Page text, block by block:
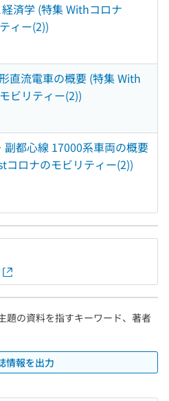
済学 (特集 Withコロナ
ィー(2))
直流電車の概要 (特集 With
ビリティー(2))
都心線 17000系車両の概要
コロナのモビリティー(2))
題の資料を指すキーワード、著者
情報を出力